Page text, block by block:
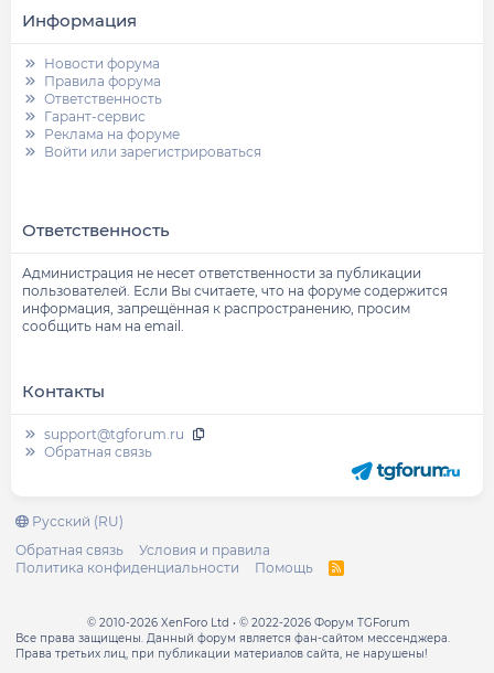
Информация
Новости форума
Правила форума
Ответственность
Гарант-сервис
Реклама на форуме
Войти или зарегистрироваться
Ответственность
Администрация не несет ответственности за публикации
пользователей. Если Вы считаете, что на форуме содержится
информация, запрещённая к распространению, просим
сообщить нам на email.
Контакты
support@tgforum.ru
Обратная связь
Русский (RU)
Обратная связь
Условия и правила
Политика конфиденциальности
Помощь
R
© 2010-2026 XenForo Ltd
© 2022-2026 Форум TGForum
Все права защищены. Данный форум является фан-сайтом мессенджера.
Права третьих лиц, при публикации материалов сайта, не нарушены!